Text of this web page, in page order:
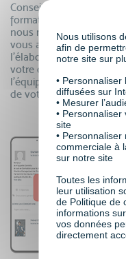
Conseillers formation,
formateurs, mentors
nous mettons à votre
vous accompagner
l’élaboration de votre
votre certificat, en
l’équipe VISIPLUS
de votre parcours.
Nous utilisons
afin de
notre site sur
•
diffusées sur
• Mesurer
•
site
•
commerciale à
sur notre site
Toutes les
leur utilisation
de Politique de
informations
vos données
directement